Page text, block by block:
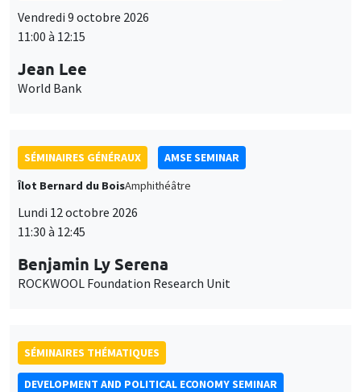
Vendredi 9 octobre 2026
11:00 à 12:15
Jean Lee
World Bank
SÉMINAIRES GÉNÉRAUX
AMSE SEMINAR
Îlot Bernard du BoisAmphithéâtre
Lundi 12 octobre 2026
11:30 à 12:45
Benjamin Ly Serena
ROCKWOOL Foundation Research Unit
SÉMINAIRES THÉMATIQUES
DEVELOPMENT AND POLITICAL ECONOMY SEMINAR